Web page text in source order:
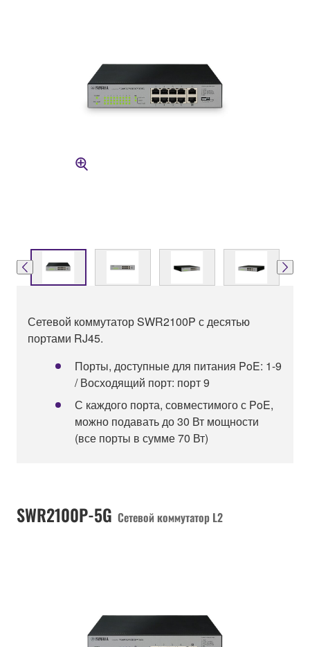
Сетевой коммутатор SWR2100P с десятью
портами RJ45.
Порты, доступные для питания PoE: 1-9
/ Восходящий порт: порт 9
С каждого порта, совместимого с PoE,
можно подавать до 30 Вт мощности
(все порты в сумме 70 Вт)
SWR2100P-5G Сетевой коммутатор L2